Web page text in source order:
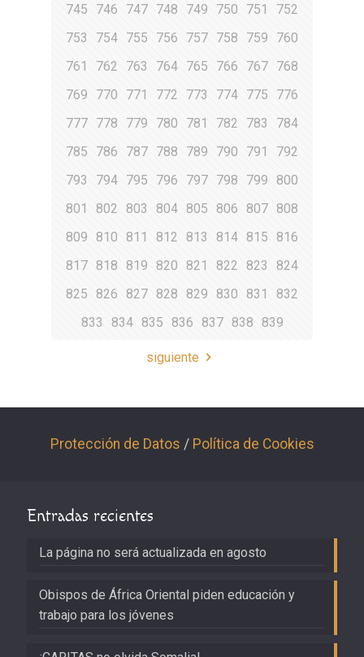
745
746 747 748 749 750 751
752
753
754 755 756 757 758 759
760
761
762 763 764 765 766 767 768
769
770 771 772 773 774 775
776
777 778 779 780 781 782 783
784
785
786 787 788 789 790 791
792
793
794 795 796 797 798 799
800
801
802 803 804 805 806 807 808
809
810 811 812 813 814 815
816
817 818 819 820 821 822 823
824
825
826 827 828 829 830 831
832
833
834 835 836 837 838 839
siguiente
Protección de Datos / Política de Cookies
Entradas recientes
La página no será actualizada en agosto
Obispos de África Oriental piden educación y
trabajo para los jóvenes